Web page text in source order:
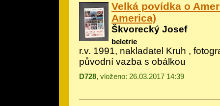
Velká povídka o
America)
Škvorecký Josef
beletrie
r.v. 1991, nakladatel Kruh ,
původní vazba s obálkou
D728, vloženo: 26.03.2017 14:39